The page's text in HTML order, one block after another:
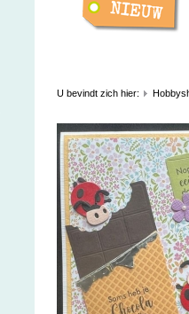
U bevindt zich hier: